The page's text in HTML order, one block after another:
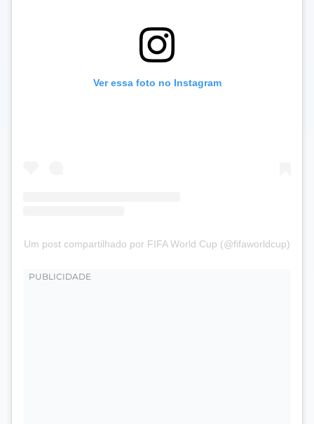
Ver essa foto no Instagram
Um post compartilhado por FIFA World Cup (@fifaworldcup)